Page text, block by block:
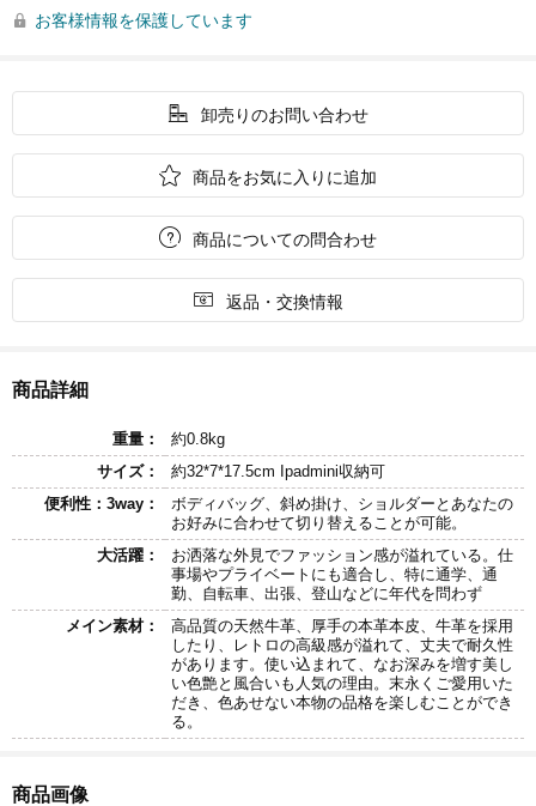
 お客様情報を保護しています
 卸売りのお問い合わせ
 商品をお気に入りに追加
 商品についての問合わせ
 返品・交換情報
商品詳細
重量：
約0.8kg
サイズ：
約32*7*17.5cm Ipadmini収納可
便利性：3way：
ボディバッグ、斜め掛け、ショルダーとあなたの
お好みに合わせて切り替えることが可能。
大活躍：
お洒落な外見でファッション感が溢れている。仕
事場やプライベートにも適合し、特に通学、通
勤、自転車、出張、登山などに年代を問わず
メイン素材：
高品質の天然牛革、厚手の本革本皮、牛革を採用
したり、レトロの高級感が溢れて、丈夫で耐久性
があります。使い込まれて、なお深みを増す美し
い色艶と風合いも人気の理由。末永くご愛用いた
だき、色あせない本物の品格を楽しむことができ
る。
商品画像